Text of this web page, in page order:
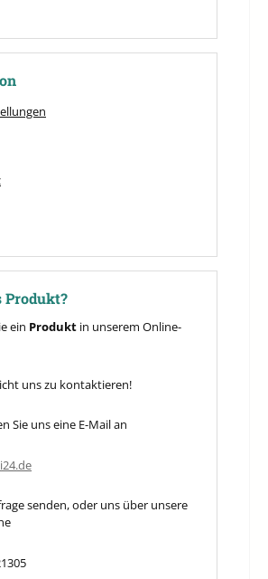
Produkt?
ein Produkt in unserem Online-
uns zu kontaktieren!
Sie uns eine E-Mail an
senden, oder uns über unsere